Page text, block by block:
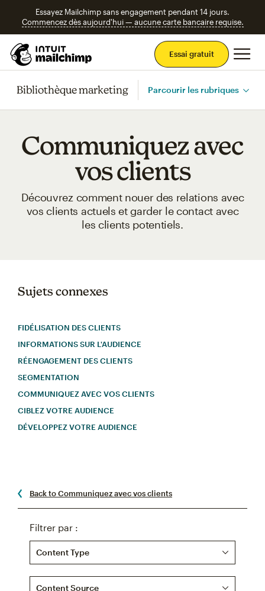
Essayez Mailchimp sans engagement pendant 14 jours.
Commencez dès aujourd'hui — aucune carte bancaire requise.
Essai gratuit
Bibliothèque marketing Parcourir les rubriques
Communiquez avec
vos clients
Découvrez comment nouer des relations avec
vos clients actuels et garder le contact avec
les clients potentiels.
Sujets connexes
FIDÉLISATION DES CLIENTS
INFORMATIONS SUR L'AUDIENCE
RÉENGAGEMENT DES CLIENTS
SEGMENTATION
COMMUNIQUEZ AVEC VOS CLIENTS
CIBLEZ VOTRE AUDIENCE
DÉVELOPPEZ VOTRE AUDIENCE
Back to Communiquez avec vos clients
Filtrer par :
Content Type
Content Source